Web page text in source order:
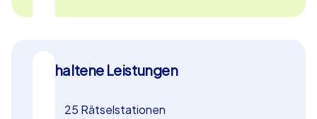
Enthaltene Leistungen
25 Rätselstationen